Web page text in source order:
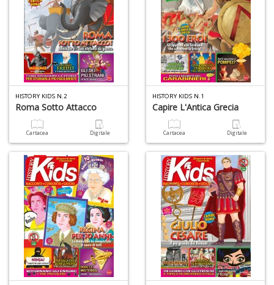
HISTORY KIDS N.2
Roma Sotto Attacco
Cartacea Digitale
HISTORY KIDS N.1
Capire L'Antica Grecia
Cartacea Digitale